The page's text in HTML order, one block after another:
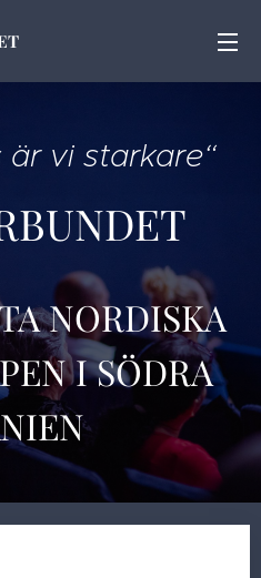
är vi starkare“
NORDISKA
I SÖDRA